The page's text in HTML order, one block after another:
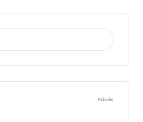
Publicidad